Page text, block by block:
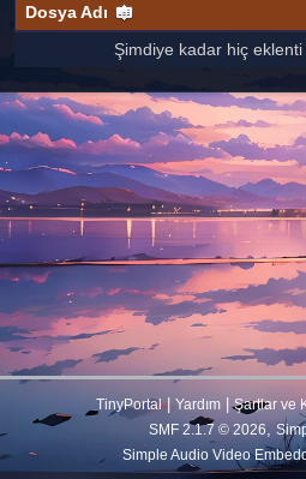
Dosya Adı
Şimdiye kadar hiç
TinyPortal| Yardım|Şartlar ve
SMF 2.1.7 © 2026,
Simple Audio Video